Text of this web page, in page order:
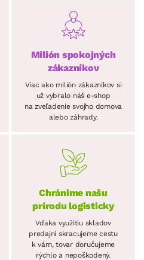
Milión spokojných
zákazníkov
Viac ako milión zákazníkov si
už vybralo náš e-shop
na zveľadenie svojho domova
alebo záhrady.
Chránime našu
prírodu logisticky
Vďaka využitiu skladov
predajní skracujeme cestu
k vám, tovar doručujeme
rýchlo a nepoškodený.